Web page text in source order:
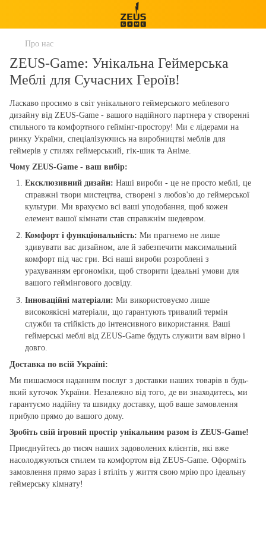
Про нас
ZEUS-Game: Унікальна Геймерська
Меблі для Сучасних Героїв!
Ласкаво просимо в світ унікального геймерського меблевого
дизайну від ZEUS-Game - вашого надійного партнера у створенні
стильного та комфортного геймінг-простору! Ми є лідерами на
ринку України, спеціалізуючись на виробництві меблів для
геймерів у стилях геймерський, гік-шик та Аніме.
Чому ZEUS-Game - ваш вибір:
Ексклюзивний дизайн: Наші вироби - це не просто меблі, це
справжні твори мистецтва, створені з любов'ю до геймерської
культури. Ми врахуємо всі ваші уподобання, щоб кожен
елемент вашої кімнати став справжнім шедевром.
Комфорт і функціональність: Ми прагнемо не лише
здивувати вас дизайном, але й забезпечити максимальний
комфорт під час гри. Всі наші вироби розроблені з
урахуванням ергономіки, щоб створити ідеальні умови для
вашого геймінгового досвіду.
Інноваційні матеріали: Ми використовуємо лише
високоякісні матеріали, що гарантують тривалий термін
служби та стійкість до інтенсивного використання. Ваші
геймерські меблі від ZEUS-Game будуть служити вам вірно і
довго.
Доставка по всій Україні:
Ми пишаємося наданням послуг з доставки наших товарів в будь-
який куточок України. Незалежно від того, де ви знаходитесь, ми
гарантуємо надійну та швидку доставку, щоб ваше замовлення
прибуло прямо до вашого дому.
Зробіть свій ігровий простір унікальним разом із ZEUS-Game!
Приєднуйтесь до тисяч наших задоволених клієнтів, які вже
насолоджуються стилем та комфортом від ZEUS-Game. Оформіть
замовлення прямо зараз і втіліть у життя свою мрію про ідеальну
геймерську кімнату!